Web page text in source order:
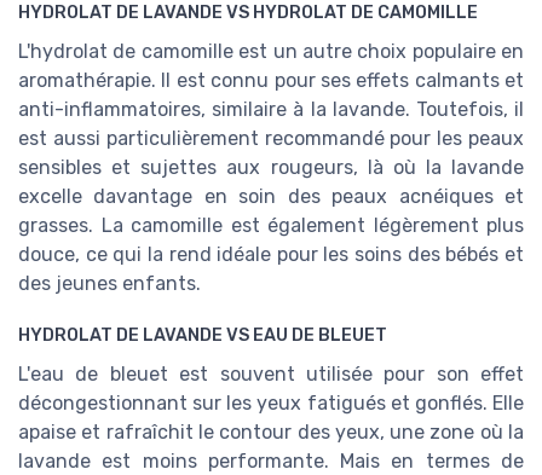
HYDROLAT DE LAVANDE VS HYDROLAT DE CAMOMILLE
L'hydrolat de camomille est un autre choix populaire en
aromathérapie. Il est connu pour ses effets calmants et
anti-inflammatoires, similaire à la lavande. Toutefois, il
est aussi particulièrement recommandé pour les peaux
sensibles et sujettes aux rougeurs, là où la lavande
excelle davantage en soin des peaux acnéiques et
grasses. La camomille est également légèrement plus
douce, ce qui la rend idéale pour les soins des bébés et
des jeunes enfants.
HYDROLAT DE LAVANDE VS EAU DE BLEUET
L'eau de bleuet est souvent utilisée pour son effet
décongestionnant sur les yeux fatigués et gonflés. Elle
apaise et rafraîchit le contour des yeux, une zone où la
lavande est moins performante. Mais en termes de